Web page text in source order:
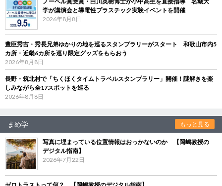
学が講演会と導電性プラスチック実験イベントを開催
2026年8月8日
豊臣秀吉・秀長兄弟ゆかりの地を巡るスタンプラリーがスタート 和歌山市内5
カ所・近畿6カ所を巡り限定グッズをもらおう
2026年8月8日
長野・筑北村で「ちくほくタイムトラベルスタンプラリー」開催！謎解きを楽
しみながら全17スポットを巡る
2026年8月8日
まめ学 もっと見る
写真に埋まっている位置情報はおっかないのか 【岡嶋教授の
デジタル指南】
2026年7月22日